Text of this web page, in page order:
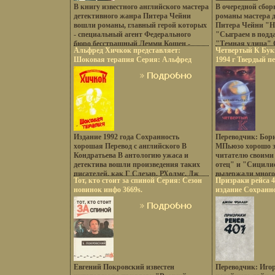
В книгу известного английского мастера
детективного жанра Питера Чейни
вошли романы, главный герой которых
- специальный агент Федерального
бюро бесстрашный Лемми Кошен -
занимается расследованием особенно
опабщейдсных и сложных
преступлений Содержание Этот
человек опасен (переводчик: И
Миронов) Роман c 3-166 Дамам на все
наплевать (переводчик: Т Злодорева)
Роман c 167-342 Она это может
(переводчик: Т Красикова) Роман c 343-
507 Автор Питер взлбрЧейни Peter
Cheyney.
Альфред Хичкок представляет:
Шоковая терапия Серия: Альфред
Хичкок представляет инфо 3658s.
Издание 1992 года Сохранность
хорошая Перевод с английского В
Кондратьева В антологию ужаса и
детектива вошли произведения таких
писателей, как Г Слезар, РХолмс, Дж
Холдинг, Т Пауэлл, Г Р Дэниэльс и
бщдррмногих других.
Тот, кто стоит за спиной Серия: Сезон
новинок инфо 3669s.
Евгений Покровский известен
победит в этом
добродушный
или отличник и
Ответ очевиден
происходит в
детективная
редкое
едких насмешек
добротной
Шарль Эксбрайя
В очередной
романы мастера
Питера Чейни
"Сыграем в
"Темная улица"
сегодня хватит
поддавки,
Темная улица
Питер Чейни
Четвертый К
1994 г Твердый
5-640-01536-11
Формат: 84x108/
3663s.
Переводчик:
МПьюзо хорошо
читателю
отец" и
выдержали
пользуются
у читателя
который
страниц
неожиданные
переплетаются
эротическими
английского
Puzo Известный
писатель Марио
Призраки рейса
издание
Издательство:
переплет, 240
Тираж: 100000
(~130х205 мм)
Переводчик: